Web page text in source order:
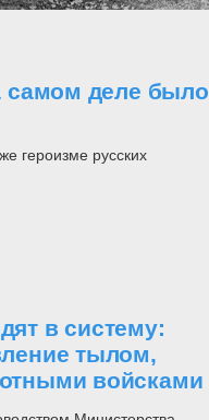
самом деле было
героизме русских
в систему:
тылом,
войсками